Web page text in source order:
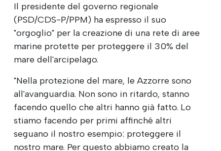
Il presidente del governo regionale
(PSD/CDS-P/PPM) ha espresso il suo
"orgoglio" per la creazione di una rete di aree
marine protette per proteggere il 30% del
mare dell'arcipelago.
"Nella protezione del mare, le Azzorre sono
all'avanguardia. Non sono in ritardo, stanno
facendo quello che altri hanno già fatto. Lo
stiamo facendo per primi affinché altri
seguano il nostro esempio: proteggere il
nostro mare. Per questo abbiamo creato la